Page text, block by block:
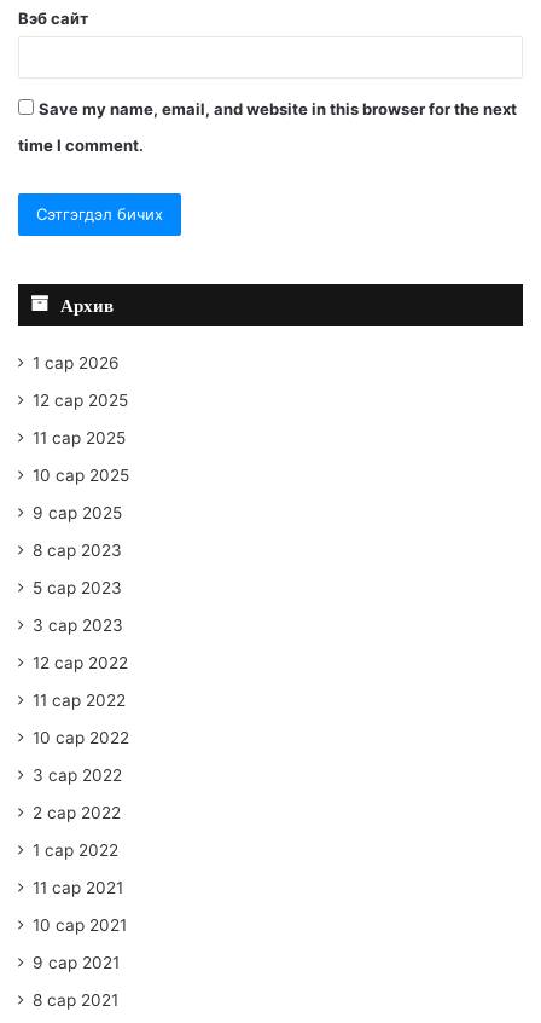
Вэб сайт
Save my name, email, and website in this browser for the next
time I comment.
Архив
1 сар 2026
12 сар 2025
11 сар 2025
10 сар 2025
9 сар 2025
8 сар 2023
5 сар 2023
3 сар 2023
12 сар 2022
11 сар 2022
10 сар 2022
3 сар 2022
2 сар 2022
1 сар 2022
11 сар 2021
10 сар 2021
9 сар 2021
8 сар 2021